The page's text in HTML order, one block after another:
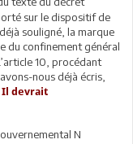
sur le dispositif de
souligné, la marque
du confinement général
10, procédant
nous déjà écris,
Il devrait
N